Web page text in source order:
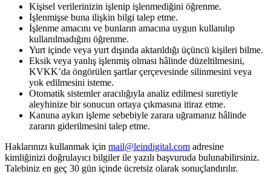
Kişisel verilerinizin işlenip işlenmediğini öğrenme.
İşlenmişse buna ilişkin bilgi talep etme.
İşlenme amacını ve bunların amacına uygun kullanılıp
kullanılmadığını öğrenme.
Yurt içinde veya yurt dışında aktarıldığı üçüncü kişileri bilme.
Eksik veya yanlış işlenmiş olması hâlinde düzeltilmesini,
KVKK’da öngörülen şartlar çerçevesinde silinmesini veya
yok edilmesini isteme.
Otomatik sistemler aracılığıyla analiz edilmesi suretiyle
aleyhinize bir sonucun ortaya çıkmasına itiraz etme.
Kanuna aykırı işleme sebebiyle zarara uğramanız hâlinde
zararın giderilmesini talep etme.
Haklarınızı kullanmak için mail@leindigital.com adresine
kimliğinizi doğrulayıcı bilgiler ile yazılı başvuruda bulunabilirsiniz.
Talebiniz en geç 30 gün içinde ücretsiz olarak sonuçlandırılır.